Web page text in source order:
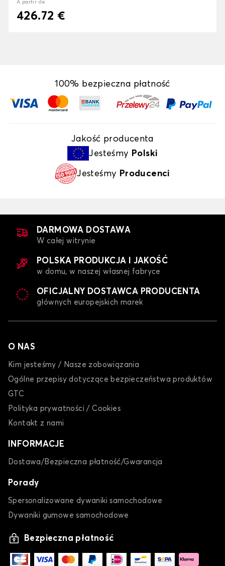
À partir de
426.72 €
100% bezpieczna płatność
Jakość producenta
Jesteśmy Polski
Jesteśmy Producenci
DARMOWA DOSTAWA
W całej witrynie
POLSKA PRODUKCJA I JAKOŚĆ
w domu, w naszej własnej fabryce
OFICJALNY DOSTAWCA PRODUCENTA
głównych europejskich marek
O NAS
Kim jesteśmy / Nasze zobowiązania
Ogólne przepisy dotyczące bezpieczeństwa produktów
GTC
Polityka prywatności / Cookies
Kontakt z nami
INFORMACJE
Dostawa/Bezpieczna płatność/Gwarancja
Porady
Spersonalizowane dywaniki samochodowe
Dywaniki gumowe samochodowe
Bezpieczna płatność